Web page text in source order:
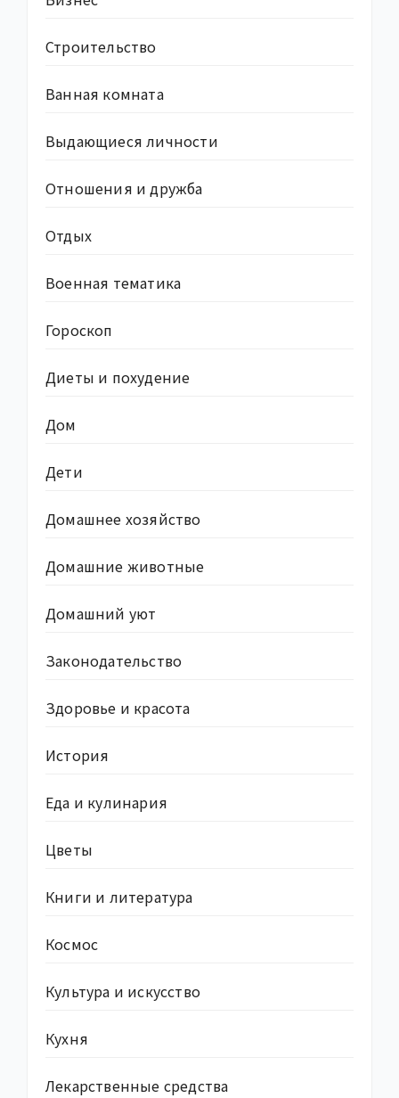
Строительство
Ванная комната
Выдающиеся личности
Отношения и дружба
Отдых
Военная тематика
Гороскоп
Диеты и похудение
Дом
Дети
Домашнее хозяйство
Домашние животные
Домашний уют
Законодательство
Здоровье и красота
История
Еда и кулинария
Цветы
Книги и литература
Космос
Культура и искусство
Кухня
Лекарственные средства